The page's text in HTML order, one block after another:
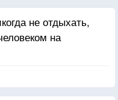
не отдыхать,
на